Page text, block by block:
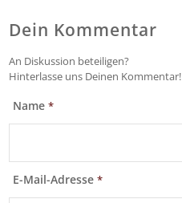
Dein Kommentar
An Diskussion beteiligen?
Hinterlasse uns Deinen Kommentar!
Name*
E-Mail-Adresse*